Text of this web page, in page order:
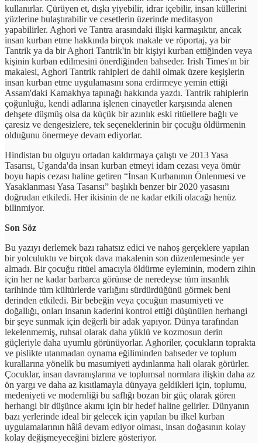
kullanırlar. Çürüyen et, dışkı yiyebilir, idrar içebilir, insan küllerini
yüzlerine bulaştırabilir ve cesetlerin üzerinde meditasyon
yapabilirler. Aghori ve Tantra arasındaki ilişki karmaşıktır, ancak
insan kurban etme hakkında birçok makale ve röportaj, ya bir
Tantrik ya da bir Aghori Tantrik'in bir kişiyi kurban ettiğinden veya
kişinin kurban edilmesini önerdiğinden bahseder. Irish Times'ın bir
makalesi, Aghori Tantrik rahipleri de dahil olmak üzere keşişlerin
insan kurban etme uygulamasını sona erdirmeye yemin ettiği
Assam'daki Kamakhya tapınağı hakkında yazdı. Tantrik rahiplerin
çoğunluğu, kendi adlarına işlenen cinayetler karşısında alenen
dehşete düşmüş olsa da küçük bir azınlık eski ritüellere bağlı ve
çaresiz ve dengesizlere, tek seçeneklerinin bir çocuğu öldürmenin
olduğunu önermeye devam ediyorlar.
Hindistan bu olguyu ortadan kaldırmaya çalıştı ve 2013 Yasa
Tasarısı, Uganda'da insan kurban etmeyi idam cezası veya ömür
boyu hapis cezası haline getiren “İnsan Kurbanının Önlenmesi ve
Yasaklanması Yasa Tasarısı” başlıklı benzer bir 2020 yasasını
doğrudan etkiledi. Her ikisinin de ne kadar etkili olacağı henüz
bilinmiyor.
Son Söz
Bu yazıyı derlemek bazı rahatsız edici ve nahoş gerçeklere yapılan
bir yolculuktu ve birçok dava makalenin son düzenlemesinde yer
almadı. Bir çocuğu ritüel amacıyla öldürme eyleminin, modern zihin
için her ne kadar barbarca görünse de neredeyse tüm insanlık
tarihinde tüm kültürlerde varlığını sürdürdüğünü görmek beni
derinden etkiledi. Bir bebeğin veya çocuğun masumiyeti ve
doğallığı, onları insanın kaderini kontrol ettiği düşünülen herhangi
bir şeye sunmak için değerli bir adak yapıyor. Dünya tarafından
lekelenmemiş, ruhsal olarak daha yüklü ve kozmosun derin
güçleriyle daha uyumlu görünüyorlar. Aghoriler, çocukların toprakta
ve pislikte utanmadan oynama eğiliminden bahseder ve toplum
kurallarına yönelik bu masumiyeti aydınlanma hali olarak görürler.
Çocuklar, insan davranışlarına ve toplumsal normlara ilişkin daha az
ön yargı ve daha az kısıtlamayla dünyaya geldikleri için, toplumu,
medeniyeti ve modernliği bu saflığı bozan bir güç olarak gören
herhangi bir düşünce akımı için bir hedef haline gelirler. Dünyanın
bazı yerlerinde ideal bir gelecek için yapılan bu ilkel kurban
uygulamalarının hâlâ devam ediyor olması, insan doğasının kolay
kolay değişmeyeceğini bizlere gösteriyor.